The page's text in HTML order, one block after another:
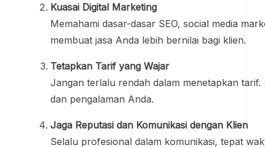
Kuasai Digital Marketing
Memahami dasar-dasar SEO, social media
membuat jasa Anda lebih bernilai bagi klien.
Tetapkan Tarif yang Wajar
Jangan terlalu rendah dalam menetapkan tarif.
dan pengalaman Anda.
Jaga Reputasi dan Komunikasi dengan Klien
Selalu profesional dalam komunikasi, tepat